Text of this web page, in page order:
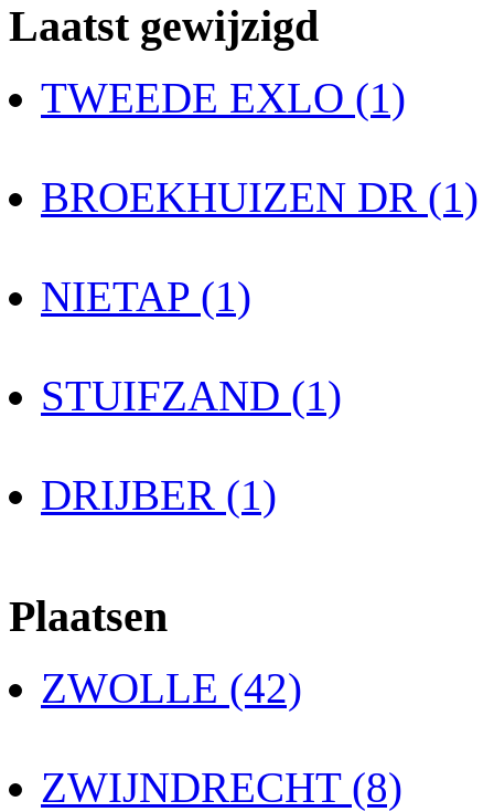
Laatst gewijzigd
TWEEDE EXLO (1)
BROEKHUIZEN DR (1)
NIETAP (1)
STUIFZAND (1)
DRIJBER (1)
Plaatsen
ZWOLLE (42)
ZWIJNDRECHT (8)